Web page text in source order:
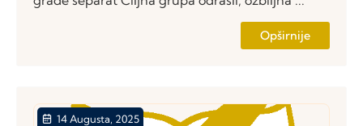
Opširnije
14 Augusta, 2025